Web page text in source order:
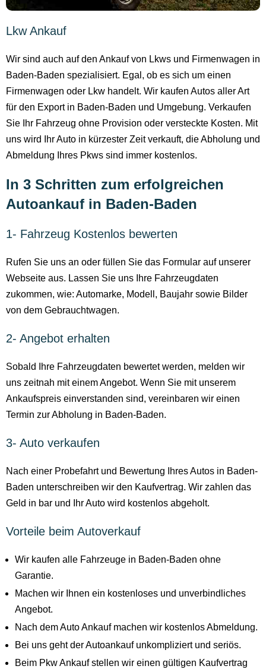
Lkw Ankauf
Wir sind auch auf den Ankauf von Lkws und Firmenwagen in
Baden-Baden spezialisiert. Egal, ob es sich um einen
Firmenwagen oder Lkw handelt. Wir kaufen Autos aller Art
für den Export in Baden-Baden und Umgebung. Verkaufen
Sie Ihr Fahrzeug ohne Provision oder versteckte Kosten. Mit
uns wird Ihr Auto in kürzester Zeit verkauft, die Abholung und
Abmeldung Ihres Pkws sind immer kostenlos.
In 3 Schritten zum erfolgreichen
Autoankauf in Baden-Baden
1- Fahrzeug Kostenlos bewerten
Rufen Sie uns an oder füllen Sie das Formular auf unserer
Webseite aus. Lassen Sie uns Ihre Fahrzeugdaten
zukommen, wie: Automarke, Modell, Baujahr sowie Bilder
von dem Gebrauchtwagen.
2- Angebot erhalten
Sobald Ihre Fahrzeugdaten bewertet werden, melden wir
uns zeitnah mit einem Angebot. Wenn Sie mit unserem
Ankaufspreis einverstanden sind, vereinbaren wir einen
Termin zur Abholung in Baden-Baden.
3- Auto verkaufen
Nach einer Probefahrt und Bewertung Ihres Autos in Baden-
Baden unterschreiben wir den Kaufvertrag. Wir zahlen das
Geld in bar und Ihr Auto wird kostenlos abgeholt.
Vorteile beim Autoverkauf
Wir kaufen alle Fahrzeuge in Baden-Baden ohne
Garantie.
Machen wir Ihnen ein kostenloses und unverbindliches
Angebot.
Nach dem Auto Ankauf machen wir kostenlos Abmeldung.
Bei uns geht der Autoankauf unkompliziert und seriös.
Beim Pkw Ankauf stellen wir einen gültigen Kaufvertrag